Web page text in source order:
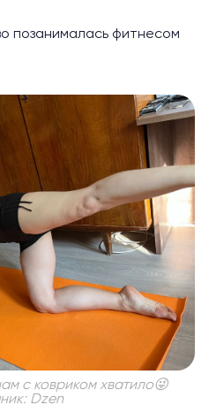
позанималась фитнесом
с ковриком хватило😜
Dzen